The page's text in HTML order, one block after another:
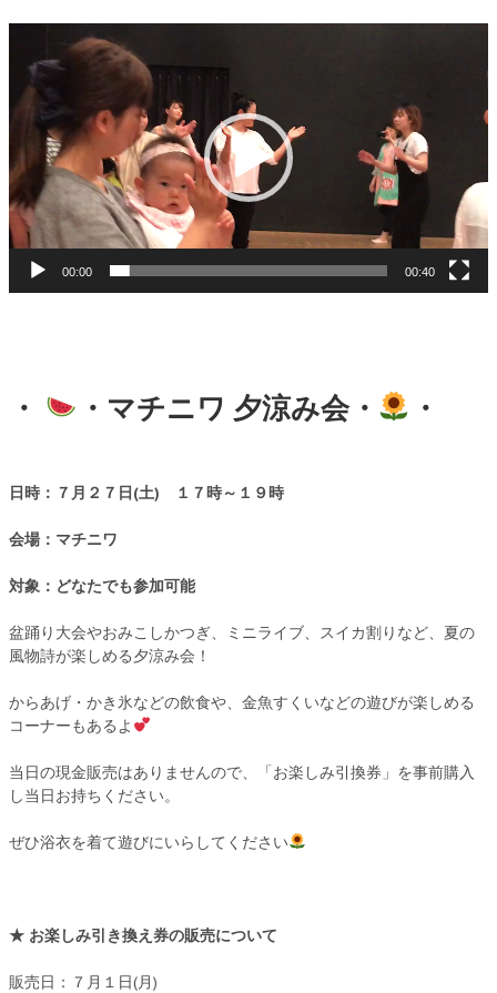
レ
ヤ
ー
00:00 00:40
・ ・ マチニワ 夕涼み会・ ・
日時：７月２７日(土) １７時～１９時
会場：マチニワ
対象：どなたでも参加可能
盆踊り大会やおみこしかつぎ、ミニライブ、スイカ割りなど、夏の
風物詩が楽しめる夕涼み会！
からあげ・かき氷などの飲食や、金魚すくいなどの遊びが楽しめる
コーナーもあるよ
当日の現金販売はありませんので、「お楽しみ引換券」を事前購入
し当日お持ちください。
ぜひ浴衣を着て遊びにいらしてください
★ お楽しみ引き換え券の販売について
販売日：７月１日(月)